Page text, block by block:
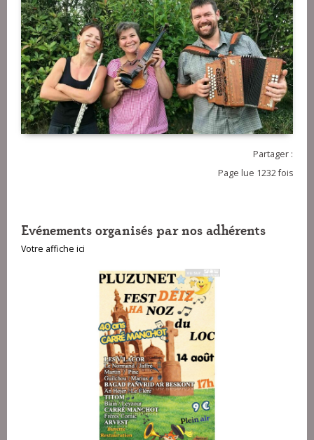
Partager :
Page lue 1232 fois
Evénements organisés par nos adhérents
Votre affiche ici